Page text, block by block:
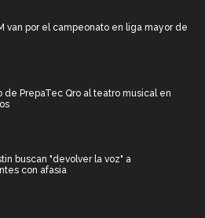
van por el campeonato en liga mayor de
de PrepaTec Qro al teatro musical en
buscan "devolver la voz" a
con afasia